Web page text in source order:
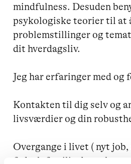
mindfulness. Desuden
psykologiske teorier til at
problemstillinger og
dit hverdagsliv.
Jeg har erfaringer med og
Kontakten til dig selv og
livsværdier og din
Overgange i livet ( nyt
fødsel, familie dannelse,